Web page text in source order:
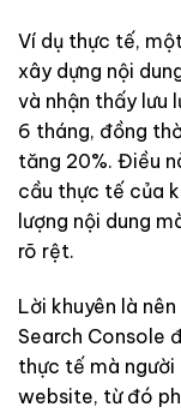
Ví dụ thực tế,
xây dựng nội
và nhận thấy lưu
6 tháng, đồng
tăng 20%. Điều
cầu thực tế của
lượng nội dung
rõ rệt.
Lời khuyên là
Search Console
thực tế mà người
website, từ đó